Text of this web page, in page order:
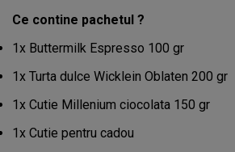
Ce contine pachetul ?
1x Buttermilk Espresso 100 gr
1x Turta dulce Wicklein Oblaten 200 gr
1x Cutie Millenium ciocolata 150 gr
1x Cutie pentru cadou